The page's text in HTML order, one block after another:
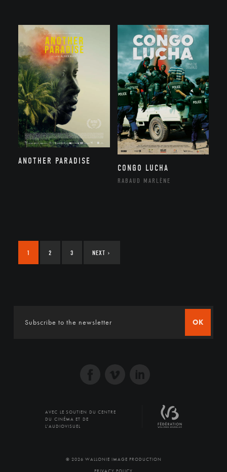
ANOTHER PARADISE
CONGO LUCHA
RABAUD MARLÈNE
1 2 3 NEXT ›
OK
AVEC LE SOUTIEN DU CENTRE
DU CINÉMA ET DE
L'AUDIOVISUEL
© 2026 WALLONIE IMAGE PRODUCTION